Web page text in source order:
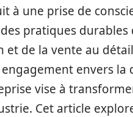
à une prise de
pratiques durables
de la vente au
engagement envers
vise à
Cet article